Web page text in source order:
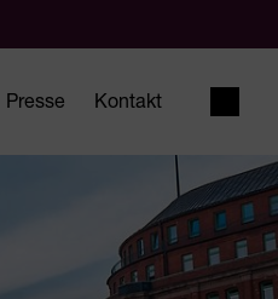
Presse Kontakt